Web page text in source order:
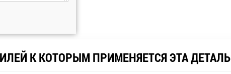
К КОТОРЫМ ПРИМЕНЯЕТСЯ ЭТА ДЕТАЛЬ